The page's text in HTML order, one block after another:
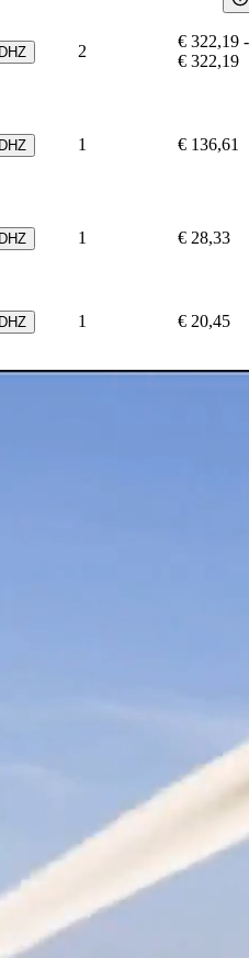
DHZ 2
€ 322,19 -
€ 322,19
DHZ 1 € 136,61
DHZ 1 € 28,33
DHZ 1 € 20,45